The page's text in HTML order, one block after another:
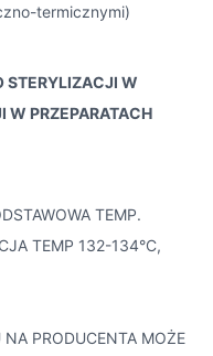
termicznymi)
STERYLIZACJI W
W PRZEPARATACH
TEMP.
TEMP 132-134°C,
PRODUCENTA MOŻE